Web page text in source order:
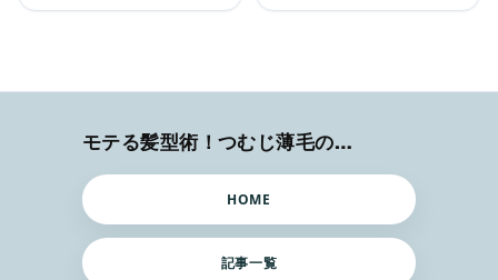
モテる髪型術！つむじ薄毛の隠し方
HOME
記事一覧